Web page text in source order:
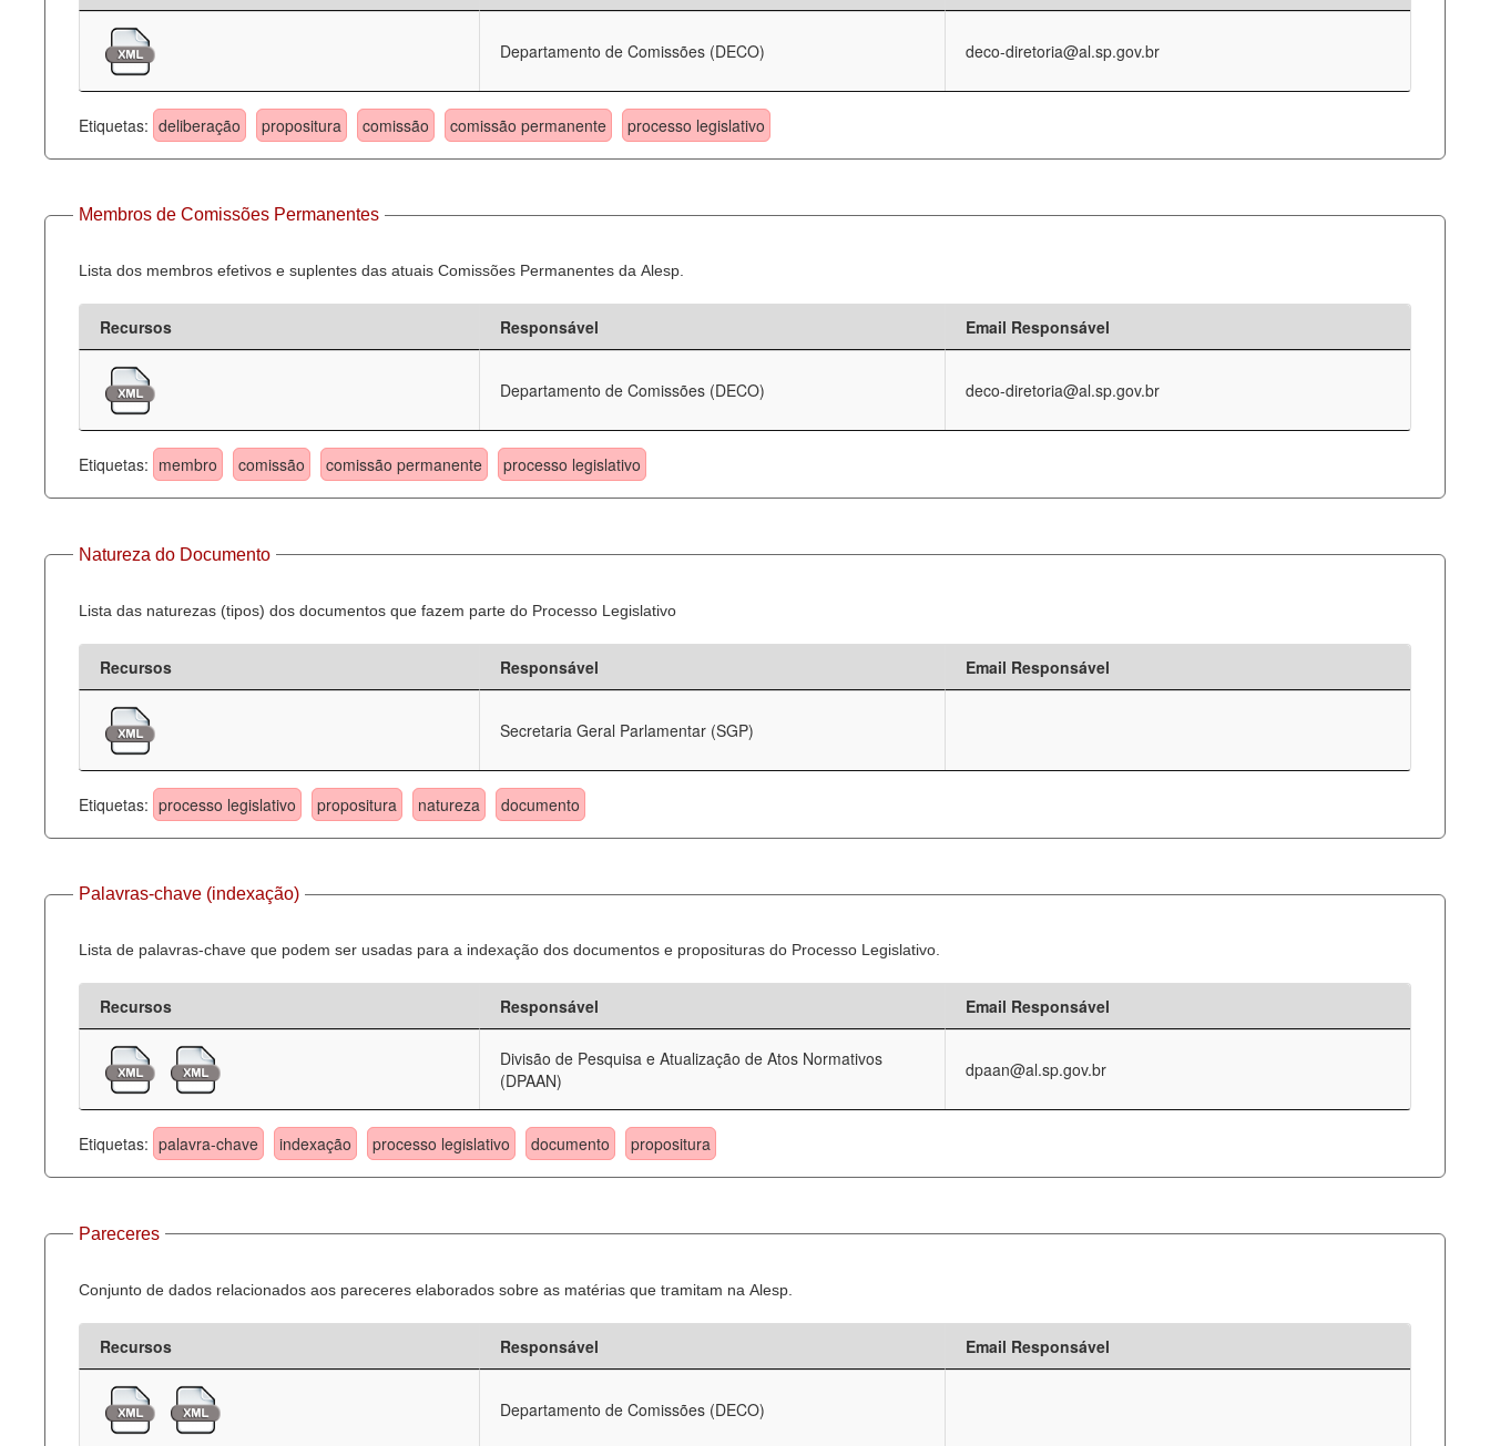
Departamento de Comissões (DECO) deco-diretoria@al.sp.gov.br
Etiquetas: deliberação propositura comissão comissão permanente processo legislativo
Membros de Comissões Permanentes
Lista dos membros efetivos e suplentes das atuais Comissões Permanentes da Alesp.
Recursos Responsável Email Responsável
Departamento de Comissões (DECO) deco-diretoria@al.sp.gov.br
Etiquetas: membro comissão comissão permanente processo legislativo
Natureza do Documento
Lista das naturezas (tipos) dos documentos que fazem parte do Processo Legislativo
Recursos Responsável Email Responsável
Secretaria Geral Parlamentar (SGP)
Etiquetas: processo legislativo propositura natureza documento
Palavras-chave (indexação)
Lista de palavras-chave que podem ser usadas para a indexação dos documentos e proposituras do Processo Legislativo.
Recursos Responsável Email Responsável
Divisão de Pesquisa e Atualização de Atos Normativos
(DPAAN)
dpaan@al.sp.gov.br
Etiquetas: palavra-chave indexação processo legislativo documento propositura
Pareceres
Conjunto de dados relacionados aos pareceres elaborados sobre as matérias que tramitam na Alesp.
Recursos Responsável Email Responsável
Departamento de Comissões (DECO)